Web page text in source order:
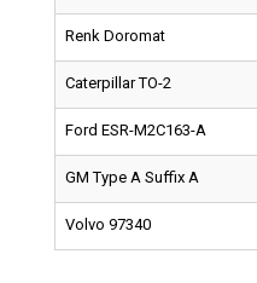
Renk Doromat
Caterpillar TO-2
Ford ESR-M2C163-A
GM Type A Suffix A
Volvo 97340